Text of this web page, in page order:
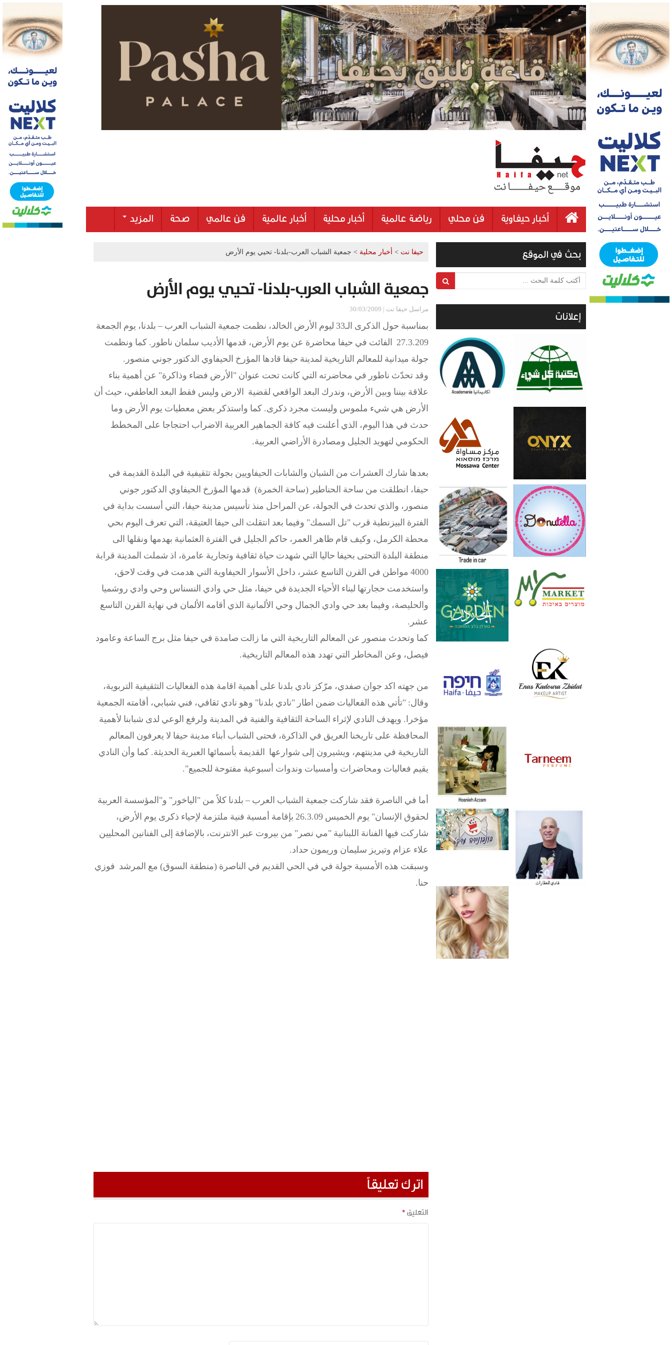
أخبار حيفاوية فن محلي رياضة عالمية أخبار محلية أخبار عالمية فن عالمي صحة المزيد
حيفا نت > أخبار محلية > جمعية الشباب العرب-بلدنا- تحيي يوم الأرض
جمعية الشباب العرب-بلدنا- تحيي يوم الأرض
مراسل حيفا نت | 30/03/2009
بمناسبة حول الذكرى الـ33 ليوم الأرض الخالد، نظمت جمعية الشباب العرب – بلدنا، يوم الجمعة
27.3.209 الفائت في حيفا محاضرة عن يوم الأرض، قدمها الأديب سلمان ناطور. كما ونظمت
جولة ميدانية للمعالم التاريخية لمدينة حيفا قادها المؤرخ الحيفاوي الدكتور جوني منصور.
وقد تحدّث ناطور في محاضرته التي كانت تحت عنوان "الأرض فضاء وذاكرة" عن أهمية بناء
علاقة بيننا وبين الأرض، وندرك البعد الواقعي لقضية الارض وليس فقط البعد العاطفي، حيث أن
الأرض هي شيء ملموس وليست مجرد ذكرى. كما واستذكر بعض معطيات يوم الأرض وما
حدث في هذا اليوم، الذي أعلنت فيه كافة الجماهير العربية الاضراب احتجاجا على المخطط
الحكومي لتهويد الجليل ومصادرة الأراضي العربية.
بعدها شارك العشرات من الشبان والشابات الحيفاويين بجولة تثقيفية في البلدة القديمة في
حيفا، انطلقت من ساحة الحناطير (ساحة الخمرة) قدمها المؤرخ الحيفاوي الدكتور جوني
منصور، والذي تحدث في الجولة، عن المراحل منذ تأسيس مدينة حيفا، التي أسست بداية في
الفترة البيزنطية قرب "تل السمك" وفيما بعد انتقلت الى حيفا العتيقة، التي تعرف اليوم بحي
محطة الكرمل، وكيف قام ظاهر العمر، حاكم الجليل في الفترة العثمانية بهدمها ونقلها الى
منطقة البلدة التحتى بحيفا حاليا التي شهدت حياة ثقافية وتجارية عامرة، اذ شملت المدينة قرابة
4000 مواطن في القرن التاسع عشر، داخل الأسوار الحيفاوية التي هدمت في وقت لاحق،
واستخدمت حجارتها لبناء الأحياء الجديدة في حيفا، مثل حي وادي النسناس وحي وادي روشميا
والحليصة، وفيما بعد حي وادي الجمال وحي الألمانية الذي أقامه الألمان في نهاية القرن التاسع
عشر.
كما وتحدث منصور عن المعالم التاريخية التي ما زالت صامدة في حيفا مثل برج الساعة وعامود
فيصل، وعن المخاطر التي تهدد هذه المعالم التاريخية.
من جهته اكد جوان صفدي، مرّكز نادي بلدنا على أهمية اقامة هذه الفعاليات التثقيفية التربوية،
وقال: "تأتي هذه الفعاليات ضمن اطار "نادي بلدنا" وهو نادي ثقافي، فني شبابي، أقامته الجمعية
مؤخرا. ويهدف النادي لإثراء الساحة الثقافية والفنية في المدينة ولرفع الوعي لدى شبابنا لأهمية
المحافظة على تاريخنا العريق في الذاكرة، فحتى الشباب أبناء مدينة حيفا لا يعرفون المعالم
التاريخية في مدينتهم، ويشيرون إلى شوارعها القديمة بأسمائها العبرية الحديثة. كما وأن النادي
يقيم فعاليات ومحاضرات وأمسيات وندوات أسبوعية مفتوحة للجميع".
أما في الناصرة فقد شاركت جمعية الشباب العرب – بلدنا كلاً من "الياخور" و"المؤسسة العربية
لحقوق الإنسان" يوم الخميس 26.3.09 بإقامة أمسية فنية ملتزمة لإحياء ذكرى يوم الأرض،
شاركت فيها الفنانة اللبنانية "مي نصر" من بيروت عبر الانترنت، بالإضافة إلى الفنانين المحليين
علاء عزام وتيريز سليمان وريمون حداد.
وسبقت هذه الأمسية جولة في في الحي القديم في الناصرة (منطقة السوق) مع المرشد فوزي
حنا.
اترك تعليقاً
التعليق*
بحث في الموقع
أكتب كلمة البحث ...
إعلانات